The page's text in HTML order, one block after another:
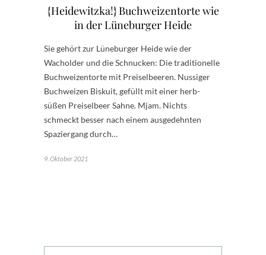
{Heidewitzka!} Buchweizentorte wie
in der Lüneburger Heide
Sie gehört zur Lüneburger Heide wie der
Wacholder und die Schnucken: Die traditionelle
Buchweizentorte mit Preiselbeeren. Nussiger
Buchweizen Biskuit, gefüllt mit einer herb-
süßen Preiselbeer Sahne. Mjam. Nichts
schmeckt besser nach einem ausgedehnten
Spaziergang durch…
9. Oktober 2021